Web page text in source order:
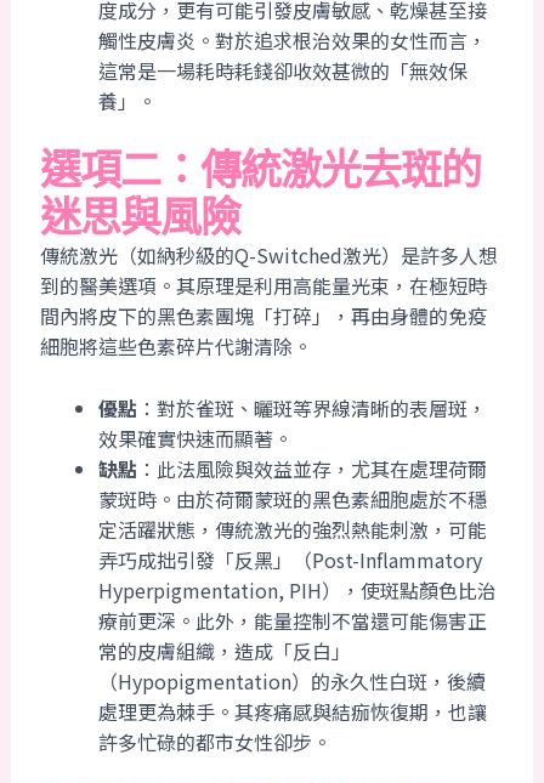
度成分，更有可能引發皮膚敏感、乾燥甚至接
觸性皮膚炎。對於追求根治效果的女性而言，
這常是一場耗時耗錢卻收效甚微的「無效保
養」。
選項二：傳統激光去斑的
迷思與風險
傳統激光（如納秒級的Q-Switched激光）是許多人想
到的醫美選項。其原理是利用高能量光束，在極短時
間內將皮下的黑色素團塊「打碎」，再由身體的免疫
細胞將這些色素碎片代謝清除。
優點 ：對於雀斑、曬斑等界線清晰的表層斑，
效果確實快速而顯著。
缺點 ：此法風險與效益並存，尤其在處理荷爾
蒙斑時。由於荷爾蒙斑的黑色素細胞處於不穩
定活躍狀態，傳統激光的強烈熱能刺激，可能
弄巧成拙引發「反黑」（Post-Inflammatory
Hyperpigmentation, PIH），使斑點顏色比治
療前更深。此外，能量控制不當還可能傷害正
常的皮膚組織，造成「反白」
（Hypopigmentation）的永久性白斑，後續
處理更為棘手。其疼痛感與結痂恢復期，也讓
許多忙碌的都市女性卻步。